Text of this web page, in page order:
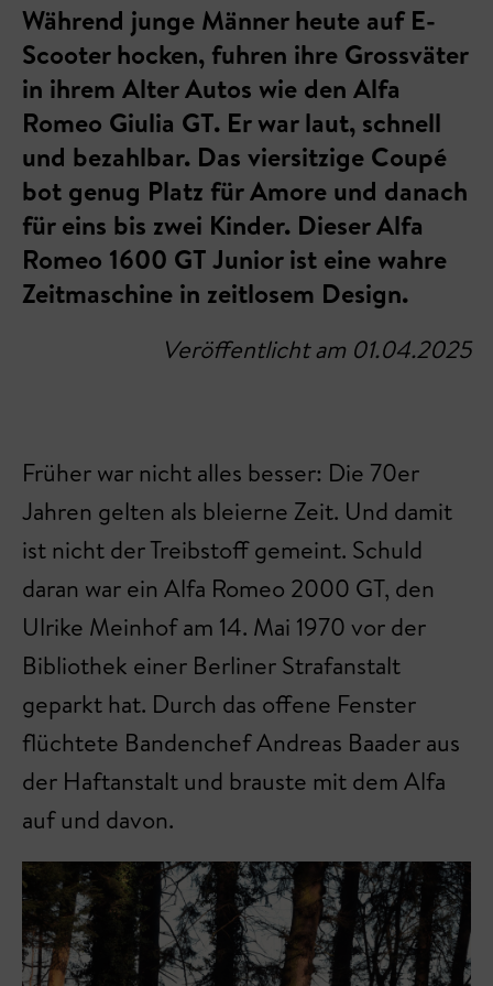
Während junge Männer heute auf E-
Scooter hocken, fuhren ihre Grossväter
in ihrem Alter Autos wie den Alfa
Romeo Giulia GT. Er war laut, schnell
und bezahlbar. Das viersitzige Coupé
bot genug Platz für Amore und danach
für eins bis zwei Kinder. Dieser Alfa
Romeo 1600 GT Junior ist eine wahre
Zeitmaschine in zeitlosem Design.
Veröffentlicht am 01.04.2025
Früher war nicht alles besser: Die 70er
Jahren gelten als bleierne Zeit. Und damit
ist nicht der Treibstoff gemeint. Schuld
daran war ein Alfa Romeo 2000 GT, den
Ulrike Meinhof am 14. Mai 1970 vor der
Bibliothek einer Berliner Strafanstalt
geparkt hat. Durch das offene Fenster
flüchtete Bandenchef Andreas Baader aus
der Haftanstalt und brauste mit dem Alfa
auf und davon.